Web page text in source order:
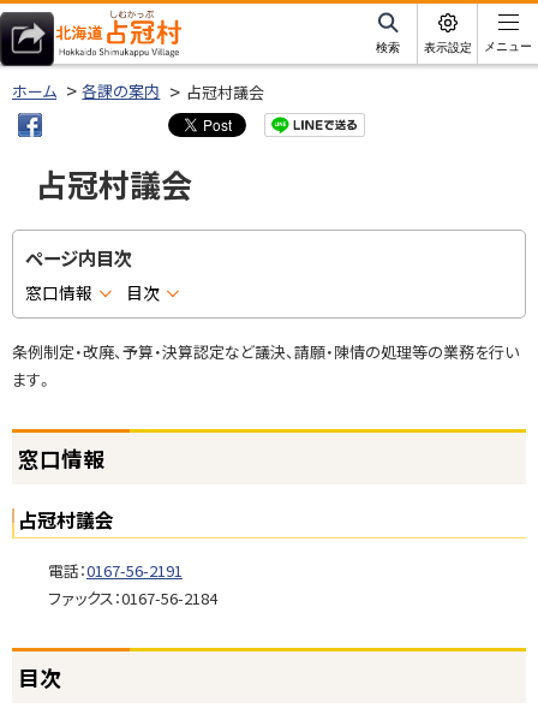
本
文
へ北海道占冠村
サ
イ
検索 表示設定 メニュー
ホーム 各課の案内 占冠村議会
占冠村議会
ページ内目次
窓口情報 目次
条例制定・改廃、予算・決算認定など議決、請願・陳情の処理等の業務を行い
ます。
窓口情報
占冠村議会
電話：0167-56-2191
ファックス：0167-56-2184
ッ目次